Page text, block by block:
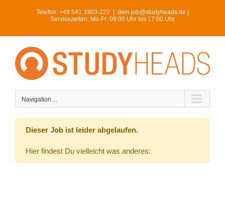
Telefon: +49 541 3303-222
dein.job@studyheads.de |
Servicezeiten: Mo-Fr: 09:00 Uhr bis 17:00 Uhr
Navigation ...
Dieser Job ist leider abgelaufen.
Hier findest Du vielleicht was anderes: